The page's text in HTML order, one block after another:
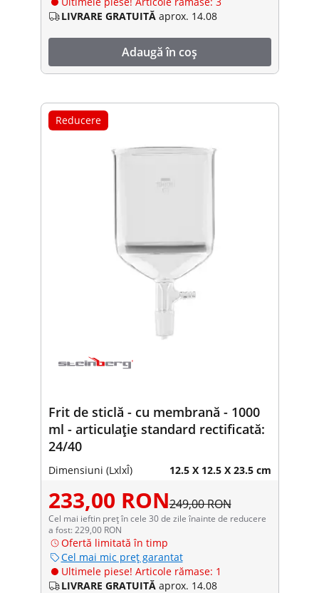
LIVRARE GRATUITĂ aprox. 14.08
Adaugă în coș
Reducere
Frit de sticlă - cu membrană - 1000
ml - articulație standard rectificată:
24/40
Dimensiuni (LxlxÎ) 12.5 X 12.5 X 23.5 cm
233,00 RON249,00 RON
Cel mai ieftin preț în cele 30 de zile înainte de reducere
a fost: 229,00 RON
Ofertă limitată în timp
Cel mai mic preț garantat
Ultimele piese! Articole rămase: 1
LIVRARE GRATUITĂ aprox. 14.08